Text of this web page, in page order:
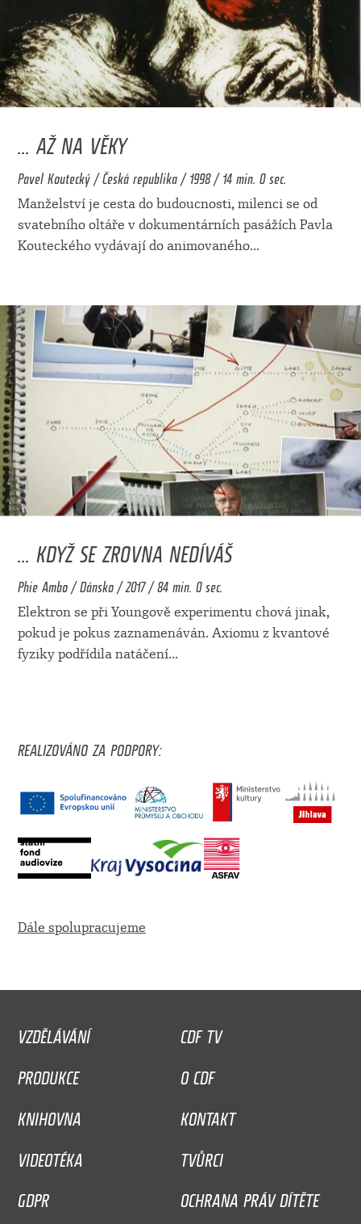
... AŽ NA VĚKY
Pavel Koutecký / Česká republika / 1998 / 14 min. 0 sec.
Manželství je cesta do budoucnosti, milenci se od
svatebního oltáře v dokumentárních pasážích Pavla
Kouteckého vydávají do animovaného...
... KDYŽ SE ZROVNA NEDÍVÁŠ
Phie Ambo / Dánsko / 2017 / 84 min. 0 sec.
Elektron se při Youngově experimentu chová jinak,
pokud je pokus zaznamenáván. Axiomu z kvantové
fyziky podřídila natáčení...
REALIZOVÁNO ZA PODPORY:
Dále spolupracujeme
VZDĚLÁVÁNÍ
CDF TV
PRODUKCE
O CDF
KNIHOVNA
KONTAKT
VIDEOTÉKA
TVŮRCI
GDPR
OCHRANA PRÁV DÍTĚTE